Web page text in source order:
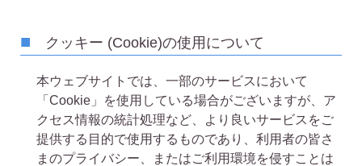
クッキー (Cookie)の使用について
本ウェブサイトでは、一部のサービスにおいて
「Cookie」を使用している場合がございますが、ア
クセス情報の統計処理など、より良いサービスをご
提供する目的で使用するものであり、利用者の皆さ
まのプライバシー、またはご利用環境を侵すことは